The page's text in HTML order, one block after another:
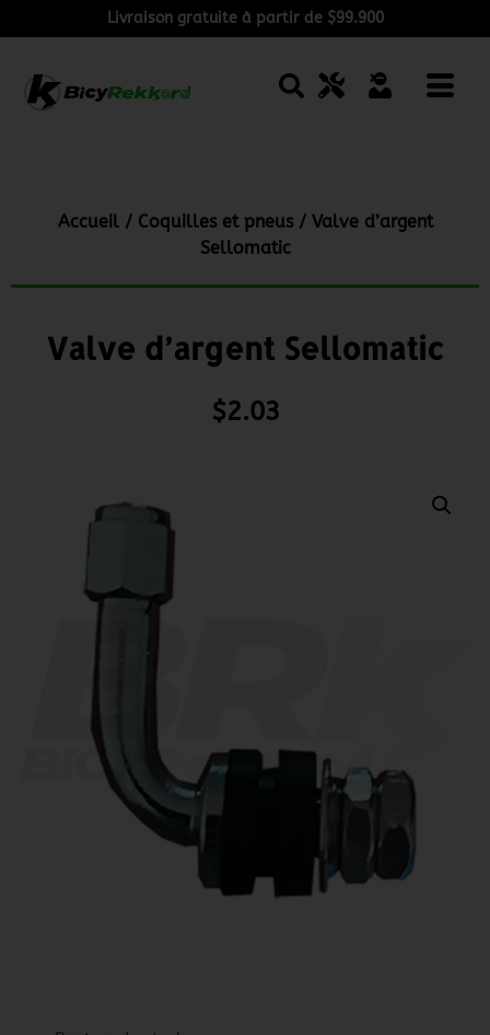
Livraison gratuite à partir de $99.900
Accueil/ Coquilles et pneus/ Valve d’argent
Sellomatic
Valve d’argent Sellomatic
$2.03